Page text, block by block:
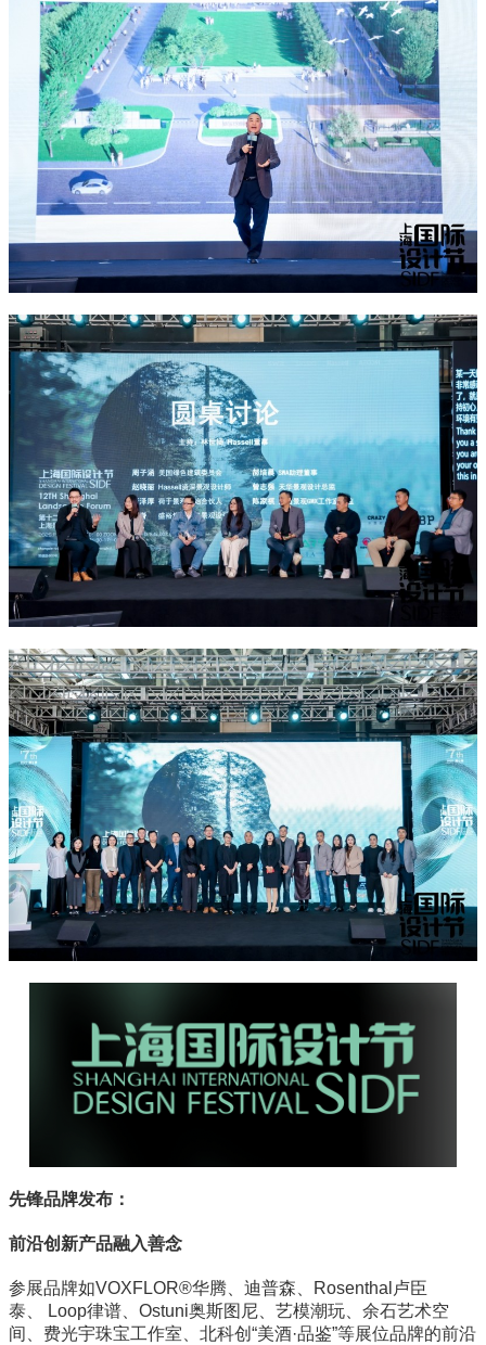
先锋品牌发布：
前沿创新产品融入善念
参展品牌如VOXFLOR®华腾、迪普森、Rosenthal卢臣
泰、 Loop律谱、Ostuni奥斯图尼、艺模潮玩、余石艺术空
间、费光宇珠宝工作室、北科创“美酒·品鉴”等展位品牌的前沿